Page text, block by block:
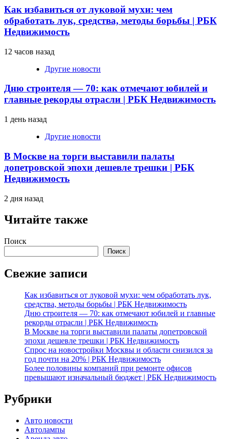
Как избавиться от луковой мухи: чем
обработать лук, средства, методы борьбы | РБК
Недвижимость
12 часов назад
Другие новости
Дню строителя — 70: как отмечают юбилей и
главные рекорды отрасли | РБК Недвижимость
1 день назад
Другие новости
В Москве на торги выставили палаты
допетровской эпохи дешевле трешки | РБК
Недвижимость
2 дня назад
Читайте также
Поиск
Поиск
Свежие записи
Как избавиться от луковой мухи: чем обработать лук,
средства, методы борьбы | РБК Недвижимость
Дню строителя — 70: как отмечают юбилей и главные
рекорды отрасли | РБК Недвижимость
В Москве на торги выставили палаты допетровской
эпохи дешевле трешки | РБК Недвижимость
Спрос на новостройки Москвы и области снизился за
год почти на 20% | РБК Недвижимость
Более половины компаний при ремонте офисов
превышают изначальный бюджет | РБК Недвижимость
Рубрики
Авто новости
Автолампы